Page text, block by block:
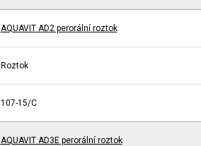
AQUAVIT AD2 perorální roztok
Roztok
107-15/C
AQUAVIT AD3E perorální roztok